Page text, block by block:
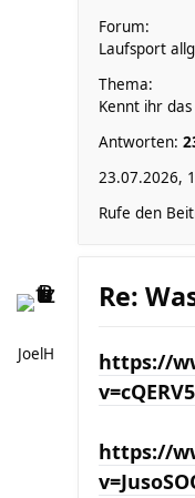
Forum:
Laufsport
Thema:
Kennt ihr
Antworten:
23.07.2026,
Rufe den
JoelH
Re:
https://
https://